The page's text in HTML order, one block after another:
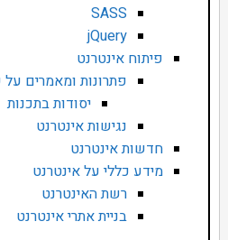
SASS
jQuery
פיתוח אינטרנט
פתרונות ומאמרים על
יסודות בתכנות
נגישות אינטרנט
חדשות אינטרנט
מידע כללי על אינטרנט
רשת האינטרנט
בניית אתרי אינטרנט